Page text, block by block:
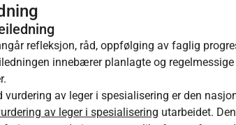
refleksjon, råd, oppfølging av faglig
innebærer planlagte og
vurdering av leger i spesialisering er den
av leger i spesialisering utarbeidet.